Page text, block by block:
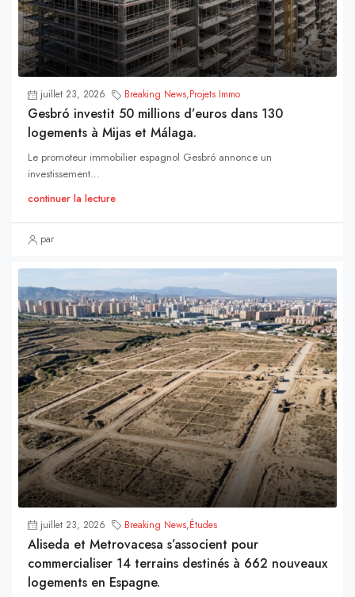
juillet 23, 2026 Breaking News,Projets Immo
Gesbró investit 50 millions d’euros dans 130
logements à Mijas et Málaga.
Le promoteur immobilier espagnol Gesbró annonce un
investissement...
continuer la lecture
par
juillet 23, 2026 Breaking News,Études
Aliseda et Metrovacesa s’associent pour
commercialiser 14 terrains destinés à 662 nouveaux
logements en Espagne.